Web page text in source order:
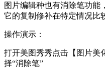
图片编辑种也有消除笔功能
它的复制修补在特定情况比
操作演示：
打开美图秀秀点击【图片美
择“消除笔”